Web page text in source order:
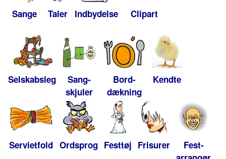
Sange Taler Indbydelse Clipart
Selskabsleg
Sang-
skjuler
Bord-
dækning
Kendte
Servietfold Ordsprog Festtøj Frisurer
Fest-